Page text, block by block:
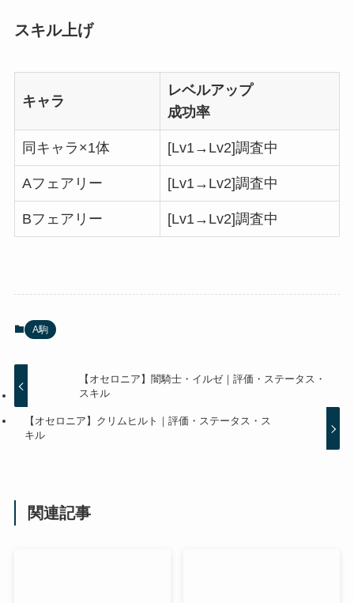
スキル上げ
キャラ
レベルアップ
成功率
同キャラ×1体 [Lv1→Lv2]調査中
Aフェアリー [Lv1→Lv2]調査中
Bフェアリー [Lv1→Lv2]調査中
A駒
【オセロニア】闇騎士・イルゼ｜評価・ステータス・
スキル
【オセロニア】クリムヒルト｜評価・ステータス・ス
キル
関連記事